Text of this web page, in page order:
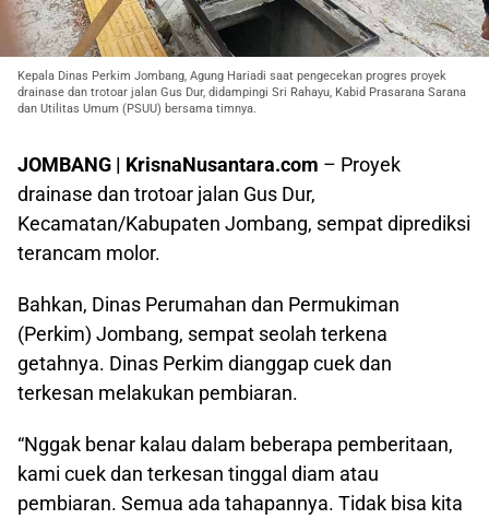
Kepala Dinas Perkim Jombang, Agung Hariadi saat pengecekan progres proyek
drainase dan trotoar jalan Gus Dur, didampingi Sri Rahayu, Kabid Prasarana Sarana
dan Utilitas Umum (PSUU) bersama timnya.
JOMBANG | KrisnaNusantara.com – Proyek
drainase dan trotoar jalan Gus Dur,
Kecamatan/Kabupaten Jombang, sempat diprediksi
terancam molor.
Bahkan, Dinas Perumahan dan Permukiman
(Perkim) Jombang, sempat seolah terkena
getahnya. Dinas Perkim dianggap cuek dan
terkesan melakukan pembiaran.
“Nggak benar kalau dalam beberapa pemberitaan,
kami cuek dan terkesan tinggal diam atau
pembiaran. Semua ada tahapannya. Tidak bisa kita